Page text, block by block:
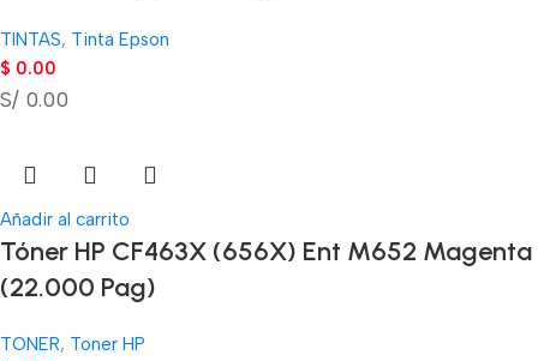
TINTAS, Tinta Epson
$ 0.00
S/ 0.00
Añadir al carrito
Tóner HP CF463X (656X) Ent M652 Magenta
(22.000 Pag)
TONER, Toner HP